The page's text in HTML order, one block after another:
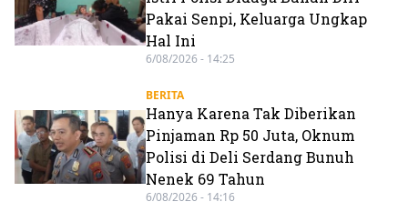
Pakai Senpi, Keluarga Ungkap
Hal Ini
6/08/2026 - 14:25
BERITA
Hanya Karena Tak Diberikan
Pinjaman Rp 50 Juta, Oknum
Polisi di Deli Serdang Bunuh
Nenek 69 Tahun
6/08/2026 - 14:16